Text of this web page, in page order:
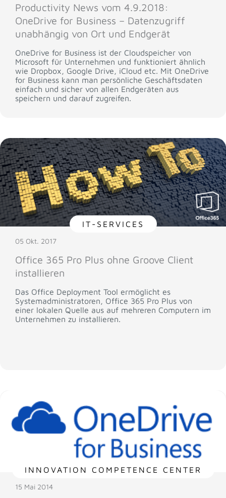
Productivity News vom 4.9.2018:
OneDrive for Business – Datenzugriff
unabhängig von Ort und Endgerät
OneDrive for Business ist der Cloudspeicher von
Microsoft für Unternehmen und funktioniert ähnlich
wie Dropbox, Google Drive, iCloud etc. Mit OneDrive
for Business kann man persönliche Geschäftsdaten
einfach und sicher von allen Endgeräten aus
speichern und darauf zugreifen.
IT-SERVICES
05 Okt. 2017
Office 365 Pro Plus ohne Groove Client
installieren
Das Office Deployment Tool ermöglicht es
Systemadministratoren, Office 365 Pro Plus von
einer lokalen Quelle aus auf mehreren Computern im
Unternehmen zu installieren.
INNOVATION COMPETENCE CENTER
15 Mai 2014